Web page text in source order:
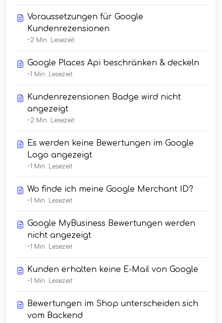
Voraussetzungen für Google
Kundenrezensionen
~2 Min. Lesezeit
Google Places Api beschränken & deckeln
~1 Min. Lesezeit
Kundenrezensionen Badge wird nicht
angezeigt
~2 Min. Lesezeit
Es werden keine Bewertungen im Google
Logo angezeigt
~1 Min. Lesezeit
Wo finde ich meine Google Merchant ID?
~1 Min. Lesezeit
Google MyBusiness Bewertungen werden
nicht angezeigt
~1 Min. Lesezeit
Kunden erhalten keine E-Mail von Google
~1 Min. Lesezeit
Bewertungen im Shop unterscheiden sich
vom Backend